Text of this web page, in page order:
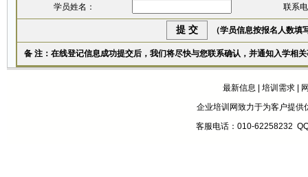
学员姓名： 联系
（学员信息按报名人数填
备 注：在线登记信息成功提交后，我们将尽快与您联系确认，并通知入学相
最新信息 | 培训需求|
企业培训网致力于为客户提供
客服电话：010-62258232